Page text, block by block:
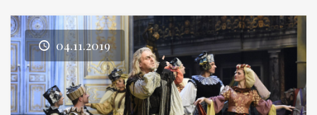
04.11.2019